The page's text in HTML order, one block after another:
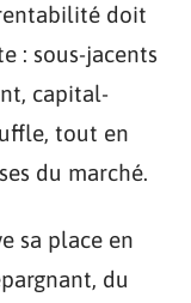
doit
: sous-jacents
capital-
tout en
du marché.
sa place en
du